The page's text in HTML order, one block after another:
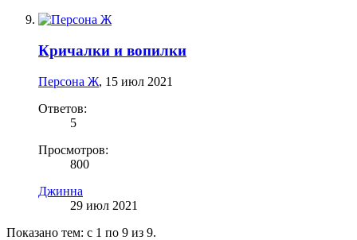
Кричалки и вопилки
Персона Ж, 15 июл 2021
Ответов:
5
Просмотров:
800
Джинна
29 июл 2021
Показано тем: с 1 по 9 из 9.